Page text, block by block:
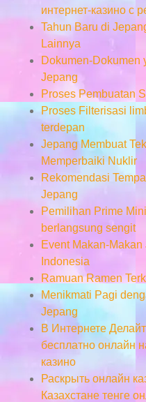
интернет-казино с
Tahun Baru di
Lainnya
Dokumen-Dokumen
Jepang
Proses Pembuatan
Proses Filterisasi
terdepan
Jepang Membuat
Memperbaiki Nuklir
Rekomendasi
Jepang
Pemilihan Prime
berlangsung sengit
Event Makan-
Indonesia
Ramuan Ramen
Menikmati Pagi
Jepang
В Интернете
бесплатно онлайн
казино
Раскрыть онлайн
Казахстане тенге